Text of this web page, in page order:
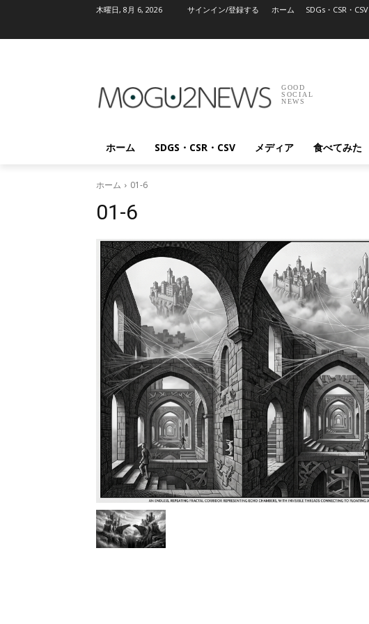
木曜日, 8月 6, 2026 サインイン/登録する ホーム SDGs・CSR・CSV
GOOD
SOCIAL
NEWS
ホーム SDGS・CSR・CSV メディア 食べてみた
ホーム 01-6
01-6